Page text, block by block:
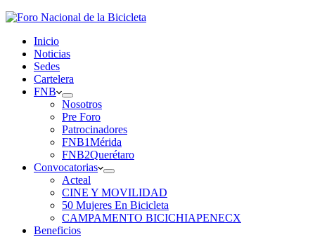
Inicio
Noticias
Sedes
Cartelera
FNB
Nosotros
Pre Foro
Patrocinadores
FNB1Mérida
FNB2Querétaro
Convocatorias
Acteal
CINE Y MOVILIDAD
50 Mujeres En Bicicleta
CAMPAMENTO BICICHIAPENECX
Beneficios